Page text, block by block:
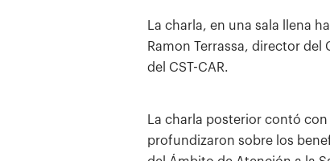
La charla, en una sala llena
Ramon Terrassa, director del
del CST-CAR.
La charla posterior contó
profundizaron sobre los